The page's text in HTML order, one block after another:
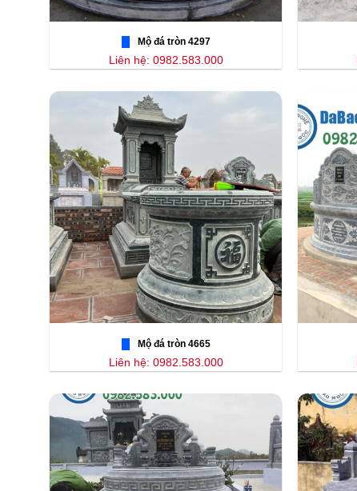
Mộ đá tròn 4297
Liên hệ: 0982.583.000
Mộ đá tròn 4665
Liên hệ: 0982.583.000